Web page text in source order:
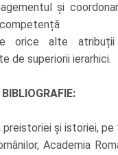
și
orice alte
de superiorii ierarhici.
și istoriei, pe
Academia